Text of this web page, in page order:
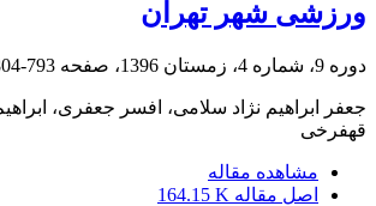
ورزشی شهر تهران
دوره 9، شماره 4، زمستان 1396، صفحه 793-804
جعفر ابراهیم نژاد سلامی، افسر جعفری،
قهفرخی
مشاهده مقاله
اصل مقاله 164.15 K